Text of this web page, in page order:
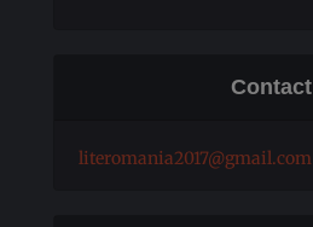
Contact
literomania2017@gmail.com